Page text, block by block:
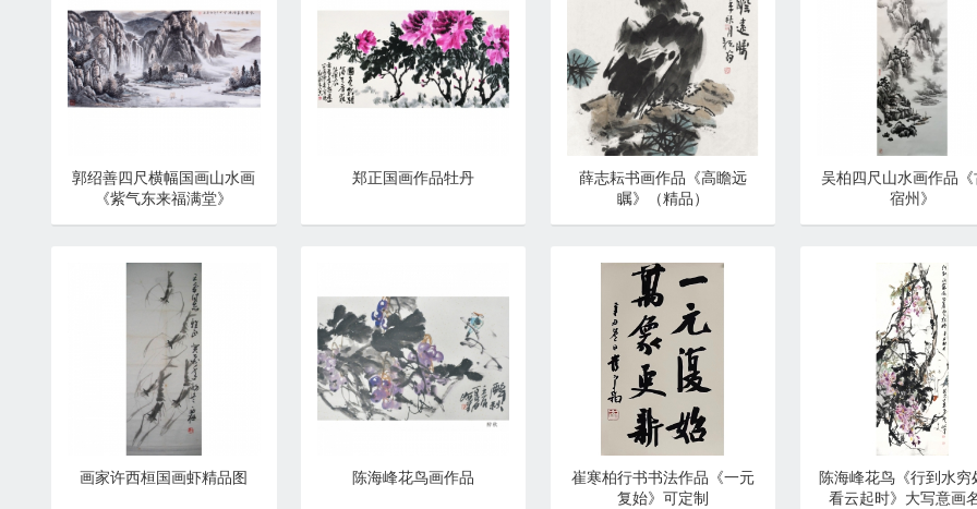
郭绍善四尺横幅国画山水画
《紫气东来福满堂》
郑正国画作品牡丹
薛志耘书画作品《高瞻远
瞩》（精品）
吴柏四尺山水画作品
宿州》
画家许西桓国画虾精品图 陈海峰花鸟画作品
崔寒柏行书书法作品《一元
复始》可定制
陈海峰花鸟《行到水穷
看云起时》大写意画